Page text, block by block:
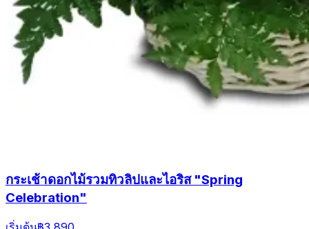
กระเช้าดอกไม้รวมทิวลิปและไอริส "Spring
Celebration"